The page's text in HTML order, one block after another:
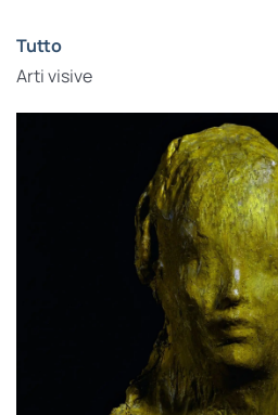
Tutto
Arti visive